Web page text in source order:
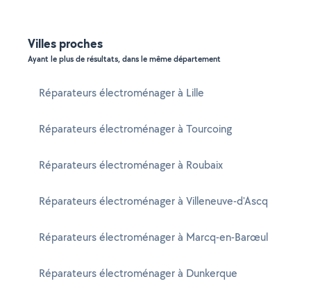
Villes proches
Ayant le plus de résultats, dans le même département
Réparateurs électroménager à Lille
Réparateurs électroménager à Tourcoing
Réparateurs électroménager à Roubaix
Réparateurs électroménager à Villeneuve-d'Ascq
Réparateurs électroménager à Marcq-en-Barœul
Réparateurs électroménager à Dunkerque